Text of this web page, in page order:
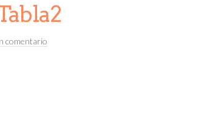
comentario